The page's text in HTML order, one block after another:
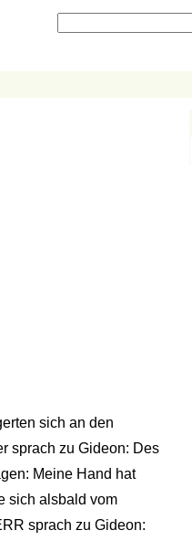
sich an den
sprach zu Gideon: Des
Meine Hand hat
sich alsbald vom
sprach zu Gideon: